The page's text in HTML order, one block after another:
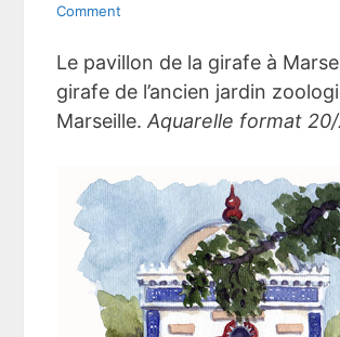
Comment
Le pavillon de la girafe à
girafe de l’ancien jardin
Marseille.Aquarelle format